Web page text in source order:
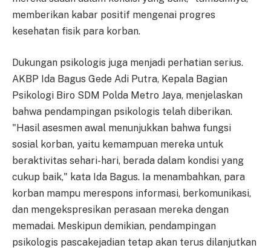
memberikan kabar positif mengenai progres
kesehatan fisik para korban.
Dukungan psikologis juga menjadi perhatian serius.
AKBP Ida Bagus Gede Adi Putra, Kepala Bagian
Psikologi Biro SDM Polda Metro Jaya, menjelaskan
bahwa pendampingan psikologis telah diberikan.
"Hasil asesmen awal menunjukkan bahwa fungsi
sosial korban, yaitu kemampuan mereka untuk
beraktivitas sehari-hari, berada dalam kondisi yang
cukup baik," kata Ida Bagus. Ia menambahkan, para
korban mampu merespons informasi, berkomunikasi,
dan mengekspresikan perasaan mereka dengan
memadai. Meskipun demikian, pendampingan
psikologis pascakejadian tetap akan terus dilanjutkan